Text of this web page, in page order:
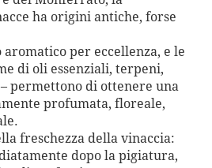
ha origini antiche, forse
per eccellenza, e le
di oli essenziali, terpeni,
permettono di ottenere una
profumata, floreale,
freschezza della vinaccia:
dopo la pigiatura,